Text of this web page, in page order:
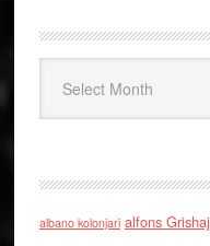
albano kolonjari alfons Grishaj